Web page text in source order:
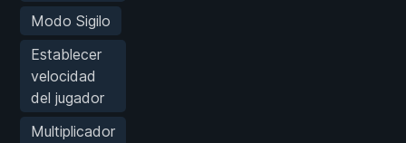
Modo Sigilo
Establecer
velocidad
del jugador
Multiplicador